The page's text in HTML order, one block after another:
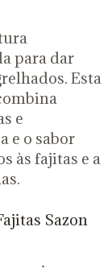
para dar
Esta
e
e o sabor
às fajitas e a
Sazon